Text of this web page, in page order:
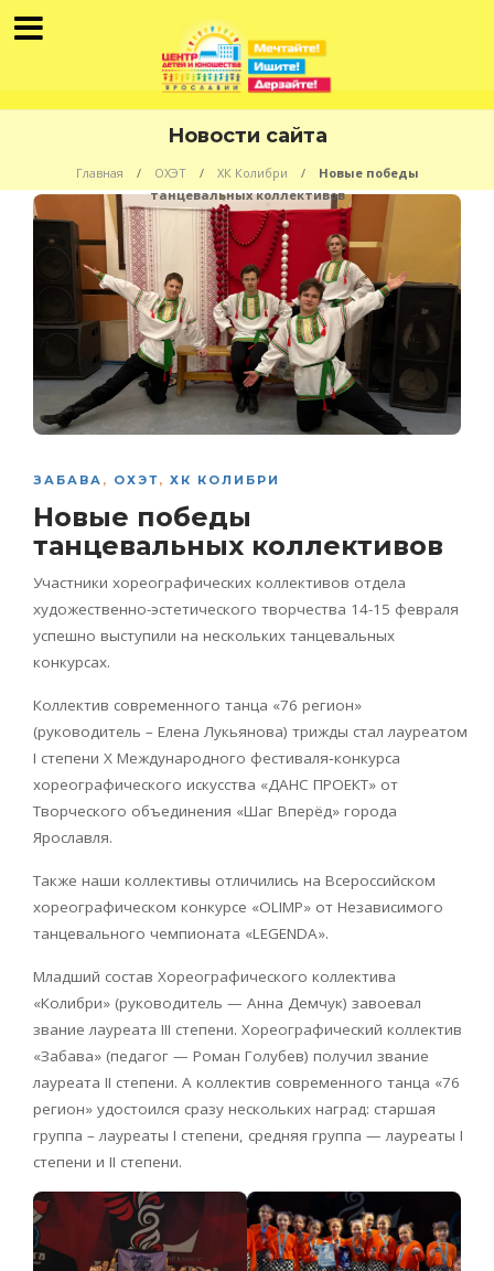
Новости сайта
Главная ОХЭТ ХК Колибри
Новые победы
танцевальных коллективов
ЗАБАВА , ОХЭТ, ХК КОЛИБРИ
Новые победы
танцевальных коллективов
Участники хореографических коллективов отдела
художественно-эстетического творчества 14-15 февраля
успешно выступили на нескольких танцевальных
конкурсах.
Коллектив современного танца «76 регион»
(руководитель – Елена Лукьянова) трижды стал лауреатом
I степени X Международного фестиваля‑конкурса
хореографического искусства «ДАНС ПРОЕКТ» от
Творческого объединения «Шаг Вперёд» города
Ярославля.
Также наши коллективы отличились на Всероссийском
хореографическом конкурсе «OLIMP» от Независимого
танцевального чемпионата «LEGENDA».
Младший состав Хореографического коллектива
«Колибри» (руководитель — Анна Демчук) завоевал
звание лауреата III степени. Хореографический коллектив
«Забава» (педагог — Роман Голубев) получил звание
лауреата II степени. А коллектив современного танца «76
регион» удостоился сразу нескольких наград: старшая
группа – лауреаты I степени, средняя группа — лауреаты I
степени и II степени.